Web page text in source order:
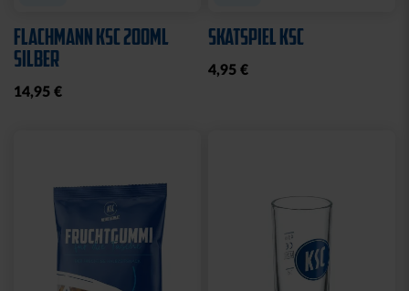
FLACHMANN KSC 200ML
SILBER
14,95 €
SKATSPIEL KSC
4,95 €